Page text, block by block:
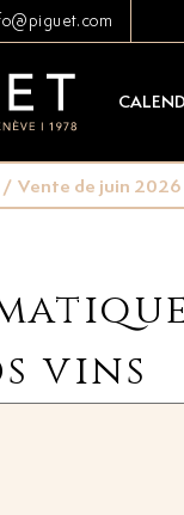
/ Vente de juin 2026
vins